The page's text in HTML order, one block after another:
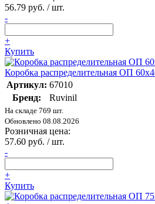
56.79 руб. / шт.
-
+
Купить
Коробка распределительная ОП
Артикул: 67010
Бренд:
Ruvinil
На складе 769 шт.
Обновлено 08.08.2026
Розничная цена:
57.60 руб. / шт.
-
+
Купить